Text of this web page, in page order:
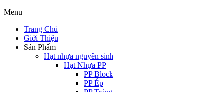
Menu
Trang Chủ
Giới Thiệu
Sản Phẩm
Hạt nhựa nguyên sinh
Hạt Nhựa PP
PP Block
PP Ép